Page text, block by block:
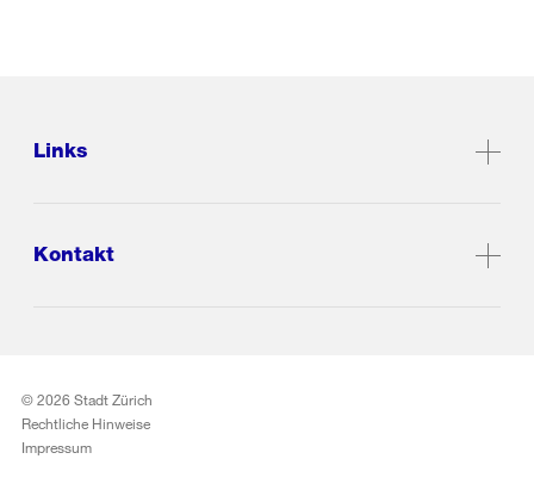
Links
Kontakt
© 2026 Stadt Zürich
Rechtliche Hinweise
Impressum